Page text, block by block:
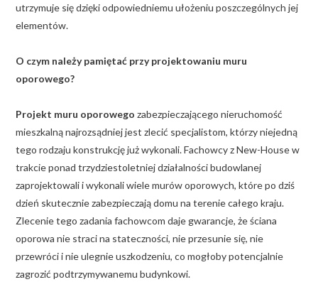
utrzymuje się dzięki odpowiedniemu ułożeniu poszczególnych jej
elementów.
O czym należy pamiętać przy projektowaniu muru
oporowego?
Projekt muru oporowego zabezpieczającego nieruchomość
mieszkalną najrozsądniej jest zlecić specjalistom, którzy niejedną
tego rodzaju konstrukcję już wykonali. Fachowcy z New-House w
trakcie ponad trzydziestoletniej działalności budowlanej
zaprojektowali i wykonali wiele murów oporowych, które po dziś
dzień skutecznie zabezpieczają domu na terenie całego kraju.
Zlecenie tego zadania fachowcom daje gwarancje, że ściana
oporowa nie straci na stateczności, nie przesunie się, nie
przewróci i nie ulegnie uszkodzeniu, co mogłoby potencjalnie
zagrozić podtrzymywanemu budynkowi.